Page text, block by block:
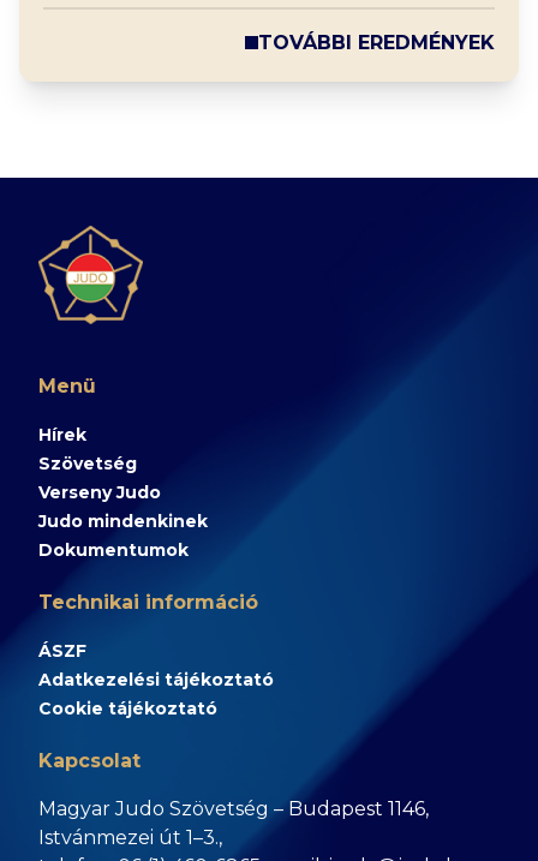
TOVÁBBI EREDMÉNYEK
Menü
Hírek
Szövetség
Verseny Judo
Judo mindenkinek
Dokumentumok
Technikai információ
ÁSZF
Adatkezelési tájékoztató
Cookie tájékoztató
Kapcsolat
Magyar Judo Szövetség – Budapest 1146,
Istvánmezei út 1–3.,